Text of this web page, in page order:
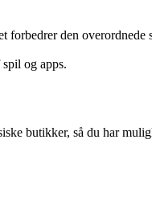
den overordnede
og apps.
butikker, så du har